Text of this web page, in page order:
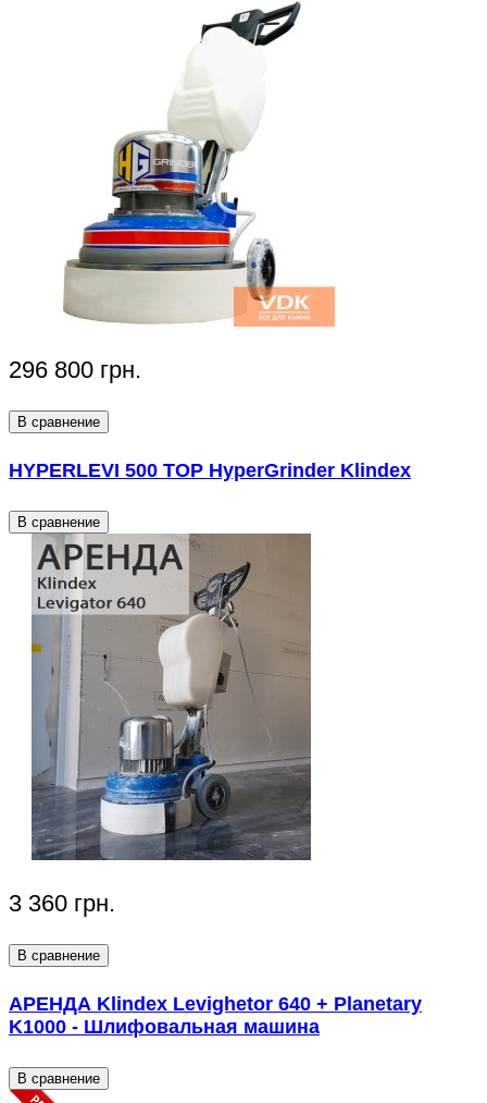
296 800 грн.
В сравнение
HYPERLEVI 500 TOP HyperGrinder Klindex
В сравнение
3 360 грн.
В сравнение
АРЕНДА Klindex Levighetor 640 + Planetary
K1000 - Шлифовальная машина
В сравнение